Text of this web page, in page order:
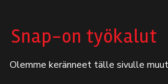
Snap-on työkalut
Olemme keränneet tälle sivulle